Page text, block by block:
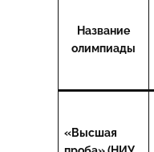
Название
олимпиады
«Высшая